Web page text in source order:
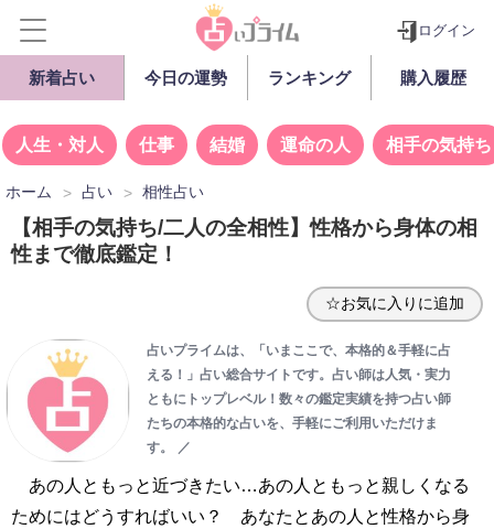
ログイン
新着占い 今日の運勢 ランキング 購入履歴
人生・対人 仕事 結婚 運命の人 相手の気持ち
ホーム 占い 相性占い
【相手の気持ち/二人の全相性】性格から身体の相
性まで徹底鑑定！
☆お気に入りに追加
占いプライムは、「いまここで、本格的＆手軽に占
える！」占い総合サイトです。占い師は人気・実力
ともにトップレベル！数々の鑑定実績を持つ占い師
たちの本格的な占いを、手軽にご利用いただけま
す。
／
あの人ともっと近づきたい…あの人ともっと親しくなる
ためにはどうすればいい？ あなたとあの人と性格から身